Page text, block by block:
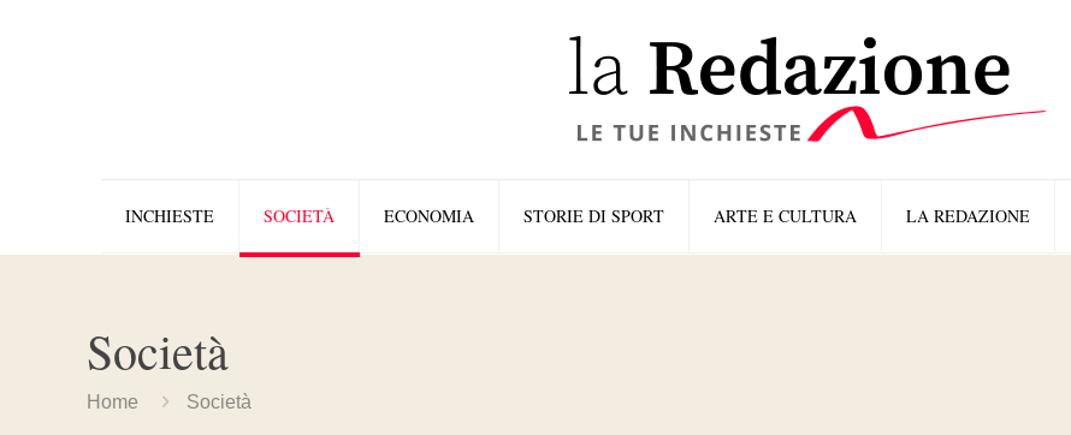
INCHIESTE SOCIETÀ ECONOMIA STORIE DI SPORT ARTE E CULTURA LA REDAZIONE
Società
Home Società